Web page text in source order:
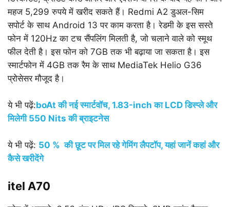
महज 5,299 रुपये में खरीद सकते हैं। Redmi A2 डुअल-सिम
सपोर्ट के साथ Android 13 पर काम करता है। रेडमी के इस सस्ते
फोन में 120Hz का टच सैंपलिंग मिलती है, जो चलाने वाले को स्मूथ
फील देती है। इस फोन को 7GB तक भी बढ़ाया जा सकता है। इस
स्मार्टफोन में 4GB तक रैम के साथ MediaTek Helio G36
प्रोसेसर मौजूद है।
ये भी पढ़ें:boAt की नई स्मार्टवॉच, 1.83-inch का LCD डिस्प्ले और
मिलेगी 550 Nits की ब्राइटनेस
ये भी पढ़ें: 50 % की छूट पर मिल रहे गेमिंग लैपटॉप, यहां जानें कहां और
कैसे खरीदेंगे
itel A70